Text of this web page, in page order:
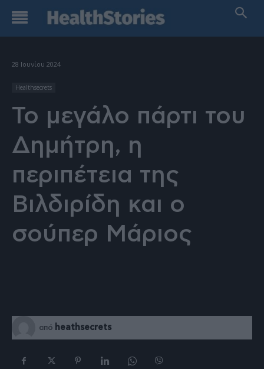
28 Ιουνίου 2024
Healthsecrets
Το μεγάλο πάρτι του
Δημήτρη, η
περιπέτεια της
Βιλδιρίδη και ο
σούπερ Μάριος
από heathsecrets